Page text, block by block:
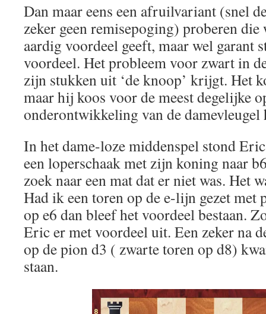
Dan maar eens een afruilvariant (snel
zeker geen remisepoging) proberen
aardig voordeel geeft, maar wel garant
voordeel. Het probleem voor zwart in
zijn stukken uit ‘de knoop’ krijgt. Het
maar hij koos voor de meest degelijke
onderontwikkeling van de damevleugel
In het dame-loze middenspel stond
een loperschaak met zijn koning naar
zoek naar een mat dat er niet was. Het
Had ik een toren op de e-lijn gezet met
op e6 dan bleef het voordeel bestaan.
Eric er met voordeel uit. Een zeker na
op de pion d3 ( zwarte toren op d8)
staan.